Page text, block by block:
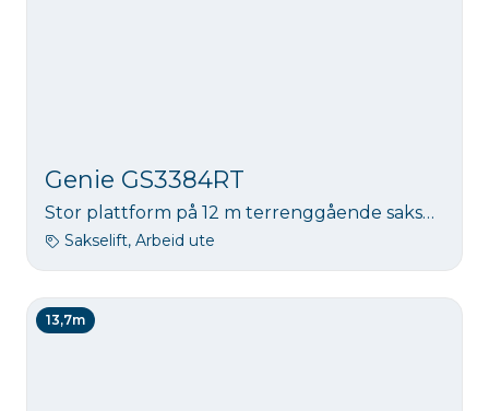
Genie GS3384RT
Stor plattform på 12 m terrenggående sakselift. Løftekapasitet 1134 kg. Et godt alternativ til stillas på noen byggeoppdrag.
Sakselift, Arbeid ute
13,7m